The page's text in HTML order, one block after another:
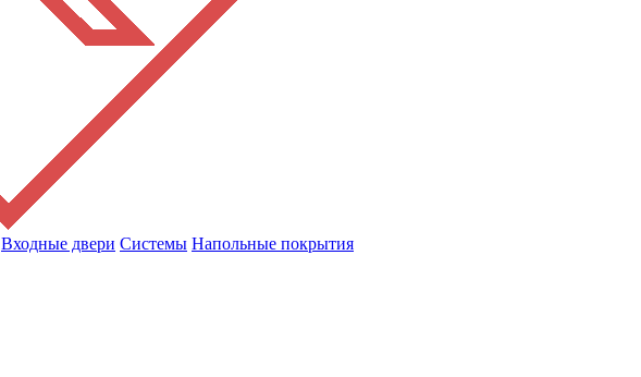
Входные двери Системы Напольные покрытия